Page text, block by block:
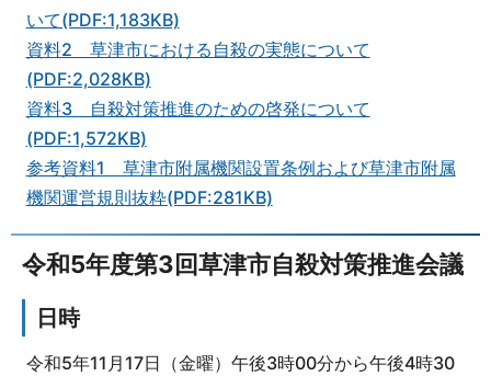
いて(PDF:1,183KB)
資料2 草津市における自殺の実態について
(PDF:2,028KB)
資料3 自殺対策推進のための啓発について
(PDF:1,572KB)
参考資料1 草津市附属機関設置条例および草津市附属
機関運営規則抜粋(PDF:281KB)
令和5年度第3回草津市自殺対策推進会議
日時
令和5年11月17日（金曜）午後3時00分から午後4時30